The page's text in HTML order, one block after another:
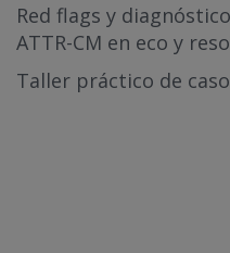
Red flags y
ATTR-CM en eco y
Taller práctico de